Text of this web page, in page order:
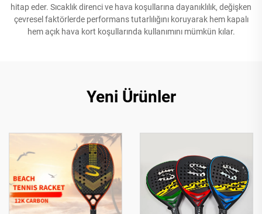
hitap eder. Sıcaklık direnci ve hava koşullarına dayanıklılık, değişken
çevresel faktörlerde performans tutarlılığını koruyarak hem kapalı
hem açık hava kort koşullarında kullanımını mümkün kılar.
Yeni Ürünler